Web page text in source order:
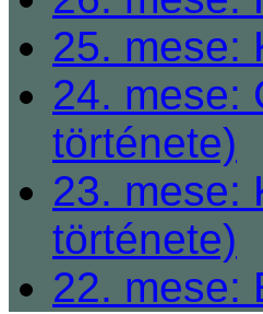
25. mese:
24. mese:
története)
23. mese:
története)
22. mese: